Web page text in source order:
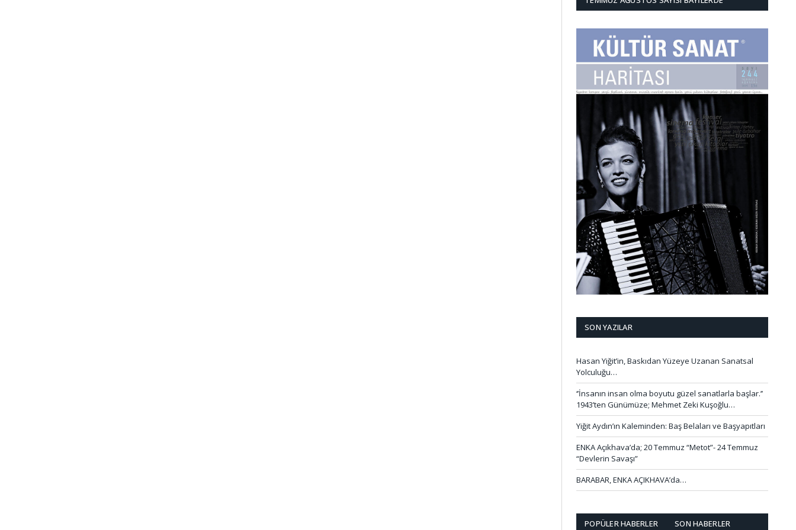
SON YAZILAR
Hasan Yiğit’in, Baskıdan Yüzeye Uzanan Sanatsal
Yolculuğu…
‘’İnsanın insan olma boyutu güzel sanatlarla başlar.’’
1943’ten Günümüze; Mehmet Zeki Kuşoğlu…
Yiğit Aydın’ın Kaleminden: Baş Belaları ve Başyapıtları
ENKA Açıkhava’da; 20 Temmuz “Metot”- 24 Temmuz
“Devlerin Savaşı”
BARABAR, ENKA AÇIKHAVA’da…
POPÜLER HABERLER SON HABERLER